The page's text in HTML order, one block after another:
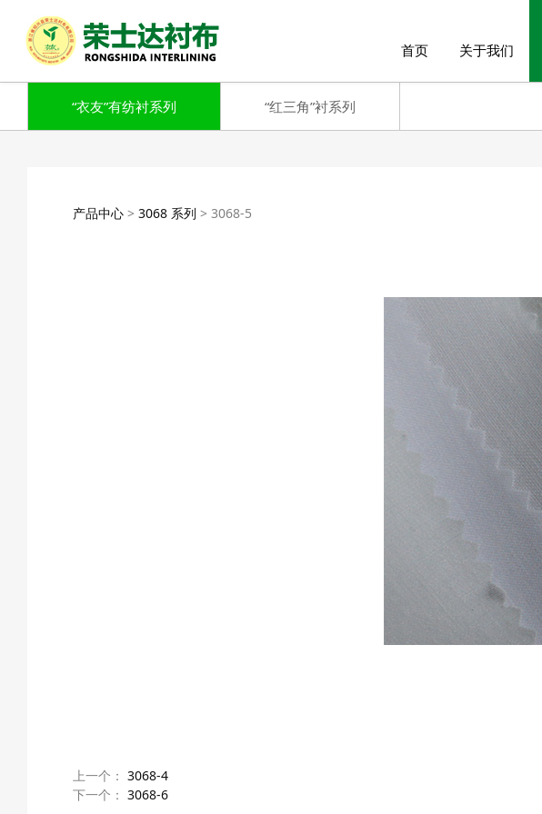
首页 关于我们
“衣友”有纺衬系列 “红三角”衬系列
产品中心> 3068 系列 > 3068-5
上一个： 3068-4
下一个： 3068-6